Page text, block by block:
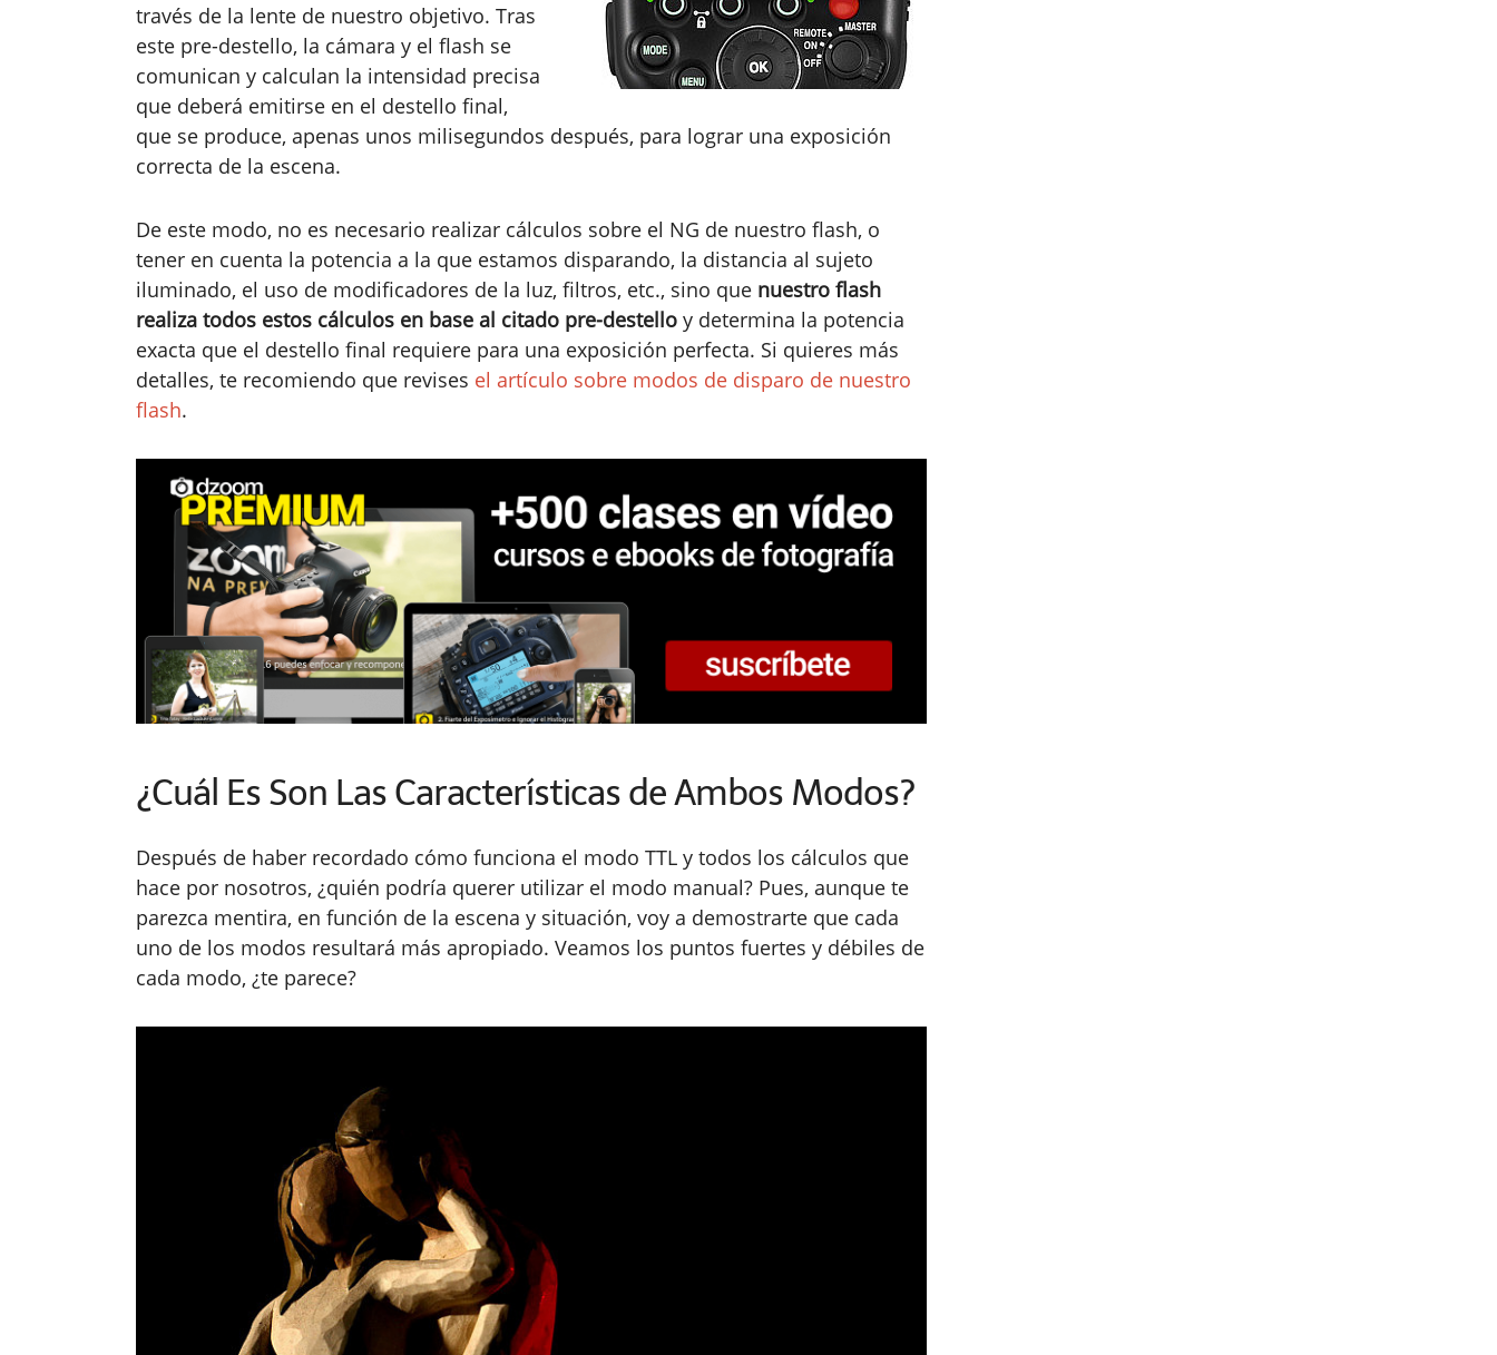
través de la lente de nuestro objetivo. Tras
este pre-destello, la cámara y el flash se
comunican y calculan la intensidad precisa
que deberá emitirse en el destello final,
que se produce, apenas unos milisegundos después, para lograr una exposición
correcta de la escena.
De este modo, no es necesario realizar cálculos sobre el NG de nuestro flash, o
tener en cuenta la potencia a la que estamos disparando, la distancia al sujeto
iluminado, el uso de modificadores de la luz, filtros, etc., sino que nuestro flash
realiza todos estos cálculos en base al citado pre-destello y determina la potencia
exacta que el destello final requiere para una exposición perfecta. Si quieres más
detalles, te recomiendo que revises el artículo sobre modos de disparo de nuestro
flash.
¿Cuál Es Son Las Características de Ambos Modos?
Después de haber recordado cómo funciona el modo TTL y todos los cálculos que
hace por nosotros, ¿quién podría querer utilizar el modo manual? Pues, aunque te
parezca mentira, en función de la escena y situación, voy a demostrarte que cada
uno de los modos resultará más apropiado. Veamos los puntos fuertes y débiles de
cada modo, ¿te parece?